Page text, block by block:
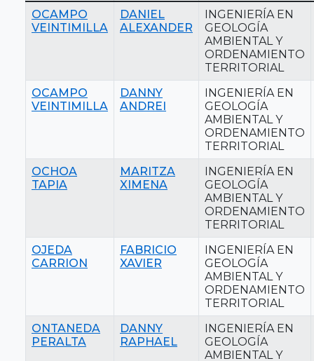
OCAMPO
VEINTIMILLA
DANIEL
ALEXANDER
INGENIERÍA EN
GEOLOGÍA
AMBIENTAL Y
ORDENAMIENTO
TERRITORIAL
OCAMPO
VEINTIMILLA
DANNY
ANDREI
INGENIERÍA EN
GEOLOGÍA
AMBIENTAL Y
ORDENAMIENTO
TERRITORIAL
OCHOA
TAPIA
MARITZA
XIMENA
INGENIERÍA EN
GEOLOGÍA
AMBIENTAL Y
ORDENAMIENTO
TERRITORIAL
OJEDA
CARRION
FABRICIO
XAVIER
INGENIERÍA EN
GEOLOGÍA
AMBIENTAL Y
ORDENAMIENTO
TERRITORIAL
ONTANEDA
PERALTA
DANNY
RAPHAEL
INGENIERÍA EN
GEOLOGÍA
AMBIENTAL Y